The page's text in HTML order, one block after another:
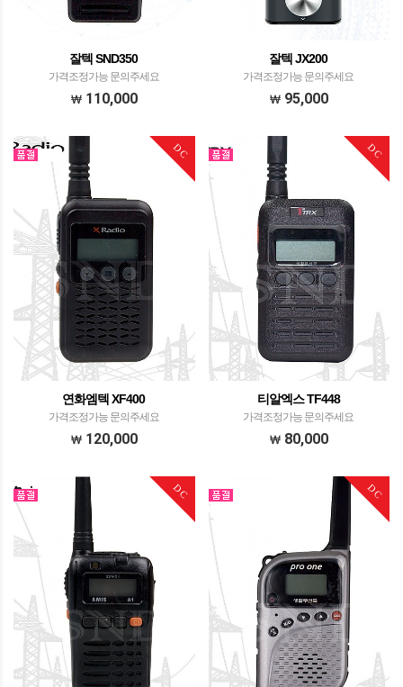
잘텍 SND350
가격조정가능 문의주세요
110,000
잘텍 JX200
가격조정가능 문의주세요
95,000
DC
연화엠텍 XF400
가격조정가능 문의주세요
120,000
DC
티알엑스 TF448
가격조정가능 문의주세요
80,000
DC DC